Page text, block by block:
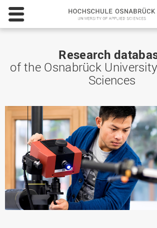
Research
of the Osnabrück
Sciences